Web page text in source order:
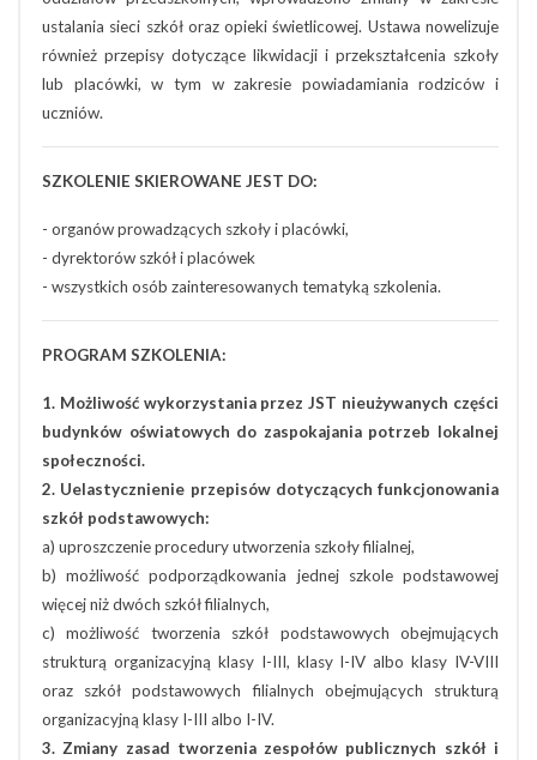
ustalania sieci szkół oraz opieki świetlicowej. Ustawa nowelizuje
również przepisy dotyczące likwidacji i przekształcenia szkoły
lub placówki, w tym w zakresie powiadamiania rodziców i
uczniów.
SZKOLENIE SKIEROWANE JEST DO:
- organów prowadzących szkoły i placówki,
- dyrektorów szkół i placówek
- wszystkich osób zainteresowanych tematyką szkolenia.
PROGRAM SZKOLENIA:
1. Możliwość wykorzystania przez JST nieużywanych części
budynków oświatowych do zaspokajania potrzeb lokalnej
społeczności.
2. Uelastycznienie przepisów dotyczących funkcjonowania
szkół podstawowych:
a) uproszczenie procedury utworzenia szkoły filialnej,
b) możliwość podporządkowania jednej szkole podstawowej
więcej niż dwóch szkół filialnych,
c) możliwość tworzenia szkół podstawowych obejmujących
strukturą organizacyjną klasy I-III, klasy I-IV albo klasy IV-VIII
oraz szkół podstawowych filialnych obejmujących strukturą
organizacyjną klasy I-III albo I-IV.
3. Zmiany zasad tworzenia zespołów publicznych szkół i